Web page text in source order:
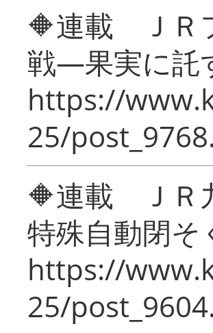
🔶連載 ＪＲ
戦―果実に託
https://
25/
🔶連載 ＪＲ
特殊自動閉そ
https://
25/